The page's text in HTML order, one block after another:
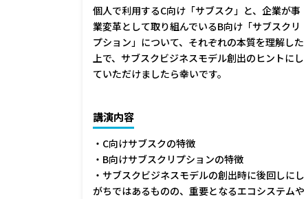
個人で利用するC向け「サブスク」と、企業が事
業変革として取り組んでいるB向け「サブスクリ
プション」について、それぞれの本質を理解した
上で、サブスクビジネスモデル創出のヒントにし
ていただけましたら幸いです。
講演内容
・C向けサブスクの特徴
・B向けサブスクリプションの特徴
・サブスクビジネスモデルの創出時に後回しにし
がちではあるものの、重要となるエコシステムや